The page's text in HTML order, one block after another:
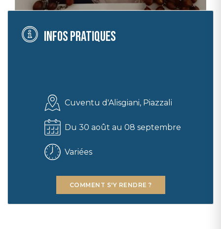
Infos pratiques
Cuventu d'Alisgiani, Piazzali
Du 30 août au 08 septembre
Variées
COMMENT S'Y RENDRE ?